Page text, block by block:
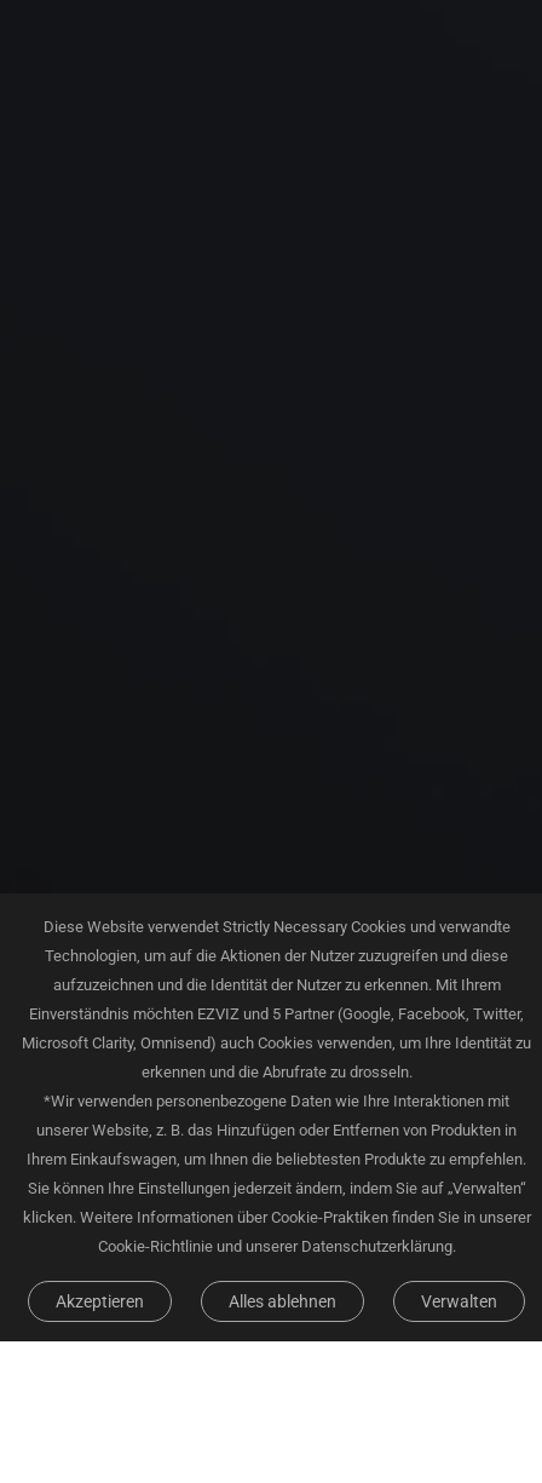
Diese Website verwendet Strictly Necessary Cookies und verwandte
Technologien, um auf die Aktionen der Nutzer zuzugreifen und diese
aufzuzeichnen und die Identität der Nutzer zu erkennen. Mit Ihrem
Einverständnis möchten EZVIZ und 5 Partner (Google, Facebook, Twitter,
Microsoft Clarity, Omnisend) auch Cookies verwenden, um Ihre Identität zu
erkennen und die Abrufrate zu drosseln.
*Wir verwenden personenbezogene Daten wie Ihre Interaktionen mit
unserer Website, z. B. das Hinzufügen oder Entfernen von Produkten in
Ihrem Einkaufswagen, um Ihnen die beliebtesten Produkte zu empfehlen.
Sie können Ihre Einstellungen jederzeit ändern, indem Sie auf „Verwalten“
klicken. Weitere Informationen über Cookie-Praktiken finden Sie in unserer
Cookie-Richtlinie und unserer Datenschutzerklärung.
Verwalten
Alles ablehnen
Akzeptieren